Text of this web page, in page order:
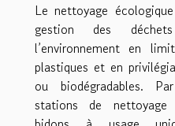
Le nettoyage
gestion des
l’environnement en
plastiques et en
ou biodégradables.
stations de nettoyage